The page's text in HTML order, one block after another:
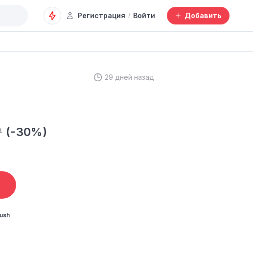
Регистрация / Войти Добавить
29 дней назад
(-30%)